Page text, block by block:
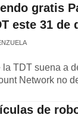
gratis
este 31 de
TDT suena a
Network no
de